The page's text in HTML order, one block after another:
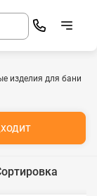
изделия для бани